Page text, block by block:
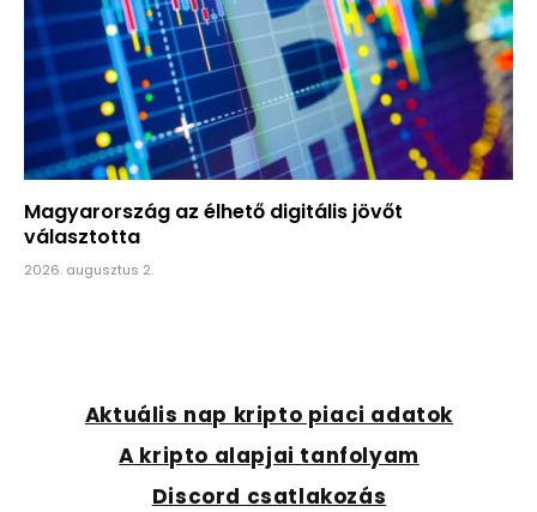
Magyarország az élhető digitális jövőt
választotta
2026. augusztus 2.
Aktuális nap kripto piaci adatok
A kripto alapjai tanfolyam
Discord csatlakozás